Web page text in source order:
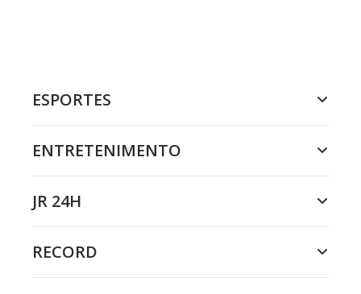
ESPORTES
ENTRETENIMENTO
JR 24H
RECORD